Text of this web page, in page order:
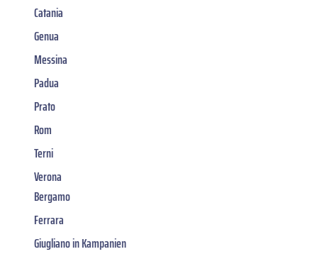
Catania
Genua
Messina
Padua
Prato
Rom
Terni
Verona
Bergamo
Ferrara
Giugliano in Kampanien